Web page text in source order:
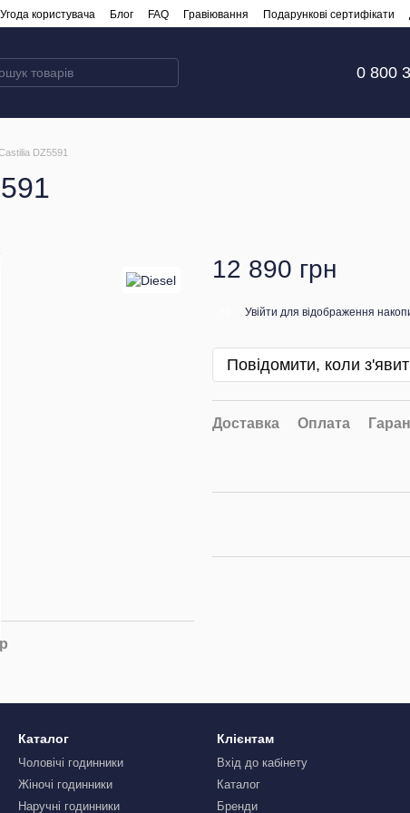
Угода користувача Блог FAQ Гравіювання Подарункові сертифікати
0 800
DZ5591
12 890 грн
Увійти для відображення
Повідомити, коли
Доставка Оплата
Каталог
Чоловічі годинники
Жіночі годинники
Наручні годинники
Клієнтам
Вхід до кабінету
Каталог
Бренди